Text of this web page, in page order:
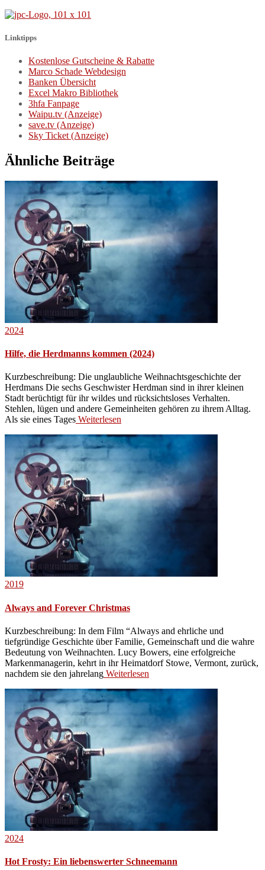
Linktipps
Kostenlose Gutscheine & Rabatte
Marco Schade Webdesign
Banken Übersicht
Excel Makro Bibliothek
3hfa Fanpage
Waipu.tv (Anzeige)
save.tv (Anzeige)
Sky Ticket (Anzeige)
Ähnliche Beiträge
2024
Hilfe, die Herdmanns kommen (2024)
Kurzbeschreibung: Die unglaubliche Weihnachtsgeschichte der
Herdmans Die sechs Geschwister Herdman sind in ihrer kleinen
Stadt berüchtigt für ihr wildes und rücksichtsloses Verhalten.
Stehlen, lügen und andere Gemeinheiten gehören zu ihrem Alltag.
Als sie eines Tages Weiterlesen
2019
Always and Forever Christmas
Kurzbeschreibung: In dem Film “Always and ehrliche und
tiefgründige Geschichte über Familie, Gemeinschaft und die wahre
Bedeutung von Weihnachten. Lucy Bowers, eine erfolgreiche
Markenmanagerin, kehrt in ihr Heimatdorf Stowe, Vermont, zurück,
nachdem sie den jahrelang Weiterlesen
2024
Hot Frosty: Ein liebenswerter Schneemann